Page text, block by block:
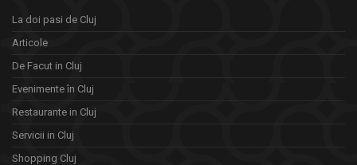
La doi pasi de Cluj
Articole
De Facut in Cluj
Evenimente în Cluj
Restaurante in Cluj
Servicii in Cluj
Shopping Cluj